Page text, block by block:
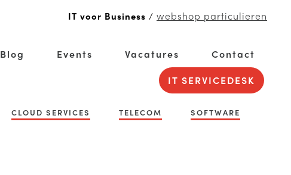
Blog Events Vacatures
Contact
IT SERVICEDESK
CLOUD SERVICES TELECOM SOFTWARE
IT voor Business / webshop particulieren